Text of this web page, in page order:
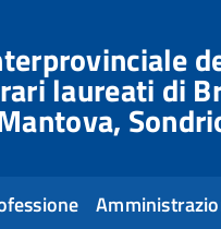
laureati di